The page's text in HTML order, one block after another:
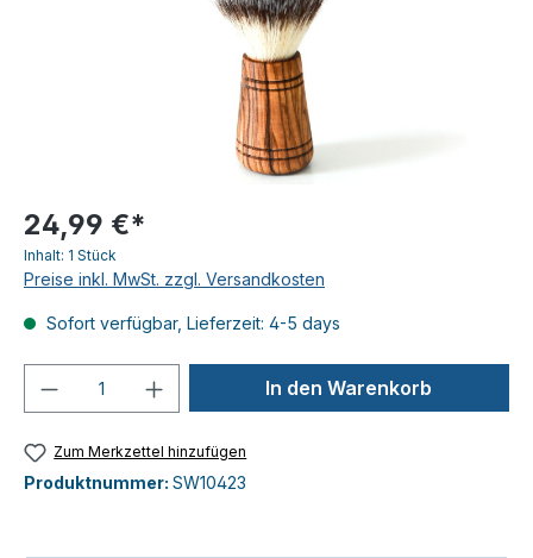
24,99 €*
Inhalt: 1 Stück
Preise inkl. MwSt. zzgl. Versandkosten
Sofort verfügbar, Lieferzeit: 4-5 days
Produkt Anzahl: Gib denIn den Warenkorb
Zum Merkzettel hinzufügen
Produktnummer: SW10423